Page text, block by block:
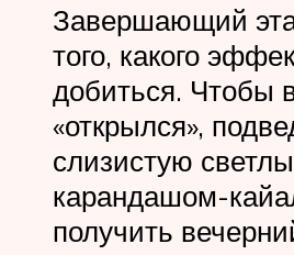
Завершающий
того, какого
добиться. Чтобы
«открылся»,
слизистую
карандашом-
получить